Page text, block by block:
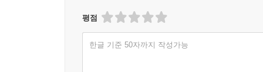
평점
한글 기준 50자까지 작성가능